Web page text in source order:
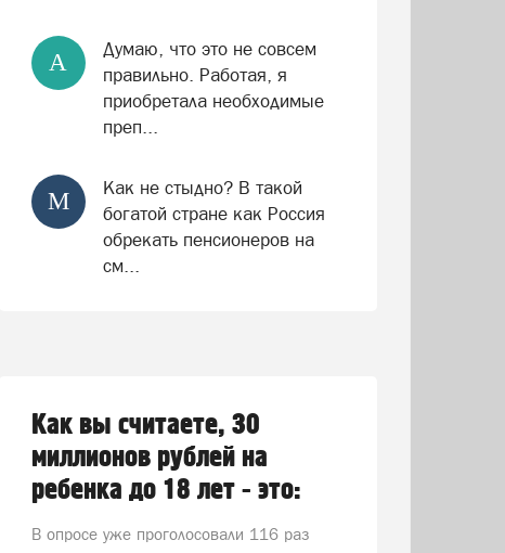
А
Думаю, что это не совсем
правильно. Работая, я
приобретала необходимые
преп...
М
Как не стыдно? В такой
богатой стране как Россия
обрекать пенсионеров на
см...
Как вы считаете, 30
миллионов рублей на
ребенка до 18 лет - это:
В опросе уже проголосовали 116 раз